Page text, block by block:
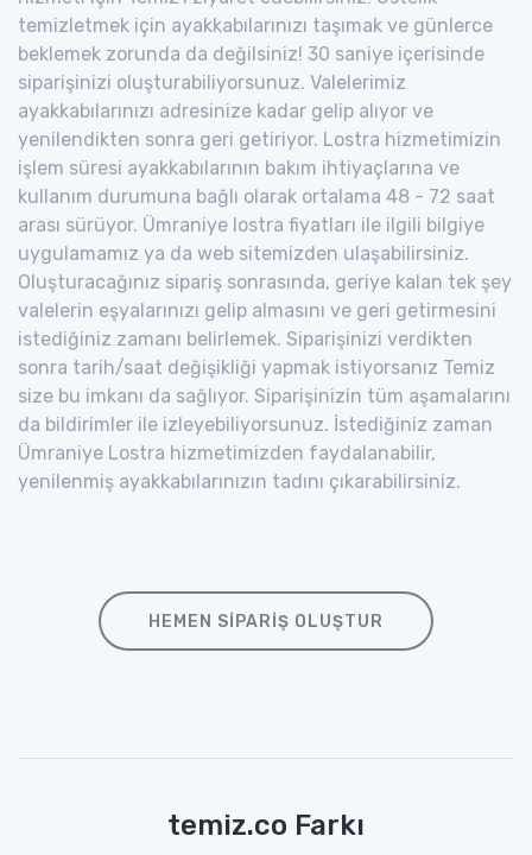
temizletmek için ayakkabılarınızı taşımak ve günlerce
beklemek zorunda da değilsiniz! 30 saniye içerisinde
siparişinizi oluşturabiliyorsunuz. Valelerimiz
ayakkabılarınızı adresinize kadar gelip alıyor ve
yenilendikten sonra geri getiriyor. Lostra hizmetimizin
işlem süresi ayakkabılarının bakım ihtiyaçlarına ve
kullanım durumuna bağlı olarak ortalama 48 - 72 saat
arası sürüyor. Ümraniye lostra fiyatları ile ilgili bilgiye
uygulamamız ya da web sitemizden ulaşabilirsiniz.
Oluşturacağınız sipariş sonrasında, geriye kalan tek şey
valelerin eşyalarınızı gelip almasını ve geri getirmesini
istediğiniz zamanı belirlemek. Siparişinizi verdikten
sonra tarih/saat değişikliği yapmak istiyorsanız Temiz
size bu imkanı da sağlıyor. Siparişinizin tüm aşamalarını
da bildirimler ile izleyebiliyorsunuz. İstediğiniz zaman
Ümraniye Lostra hizmetimizden faydalanabilir,
yenilenmiş ayakkabılarınızın tadını çıkarabilirsiniz.
HEMEN SIPARIŞ OLUŞTUR
temiz.co Farkı